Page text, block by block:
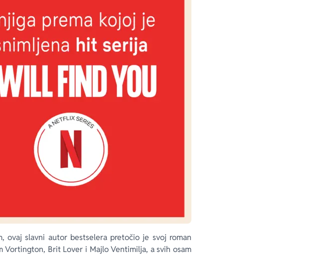
ovaj slavni autor bestselera pretočio je svoj roman
Vortington, Brit Lover i Majlo Ventimilja, a svih osam